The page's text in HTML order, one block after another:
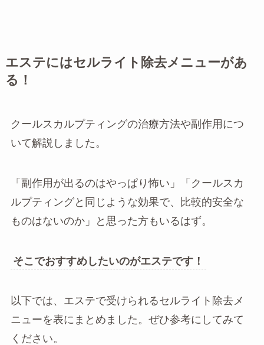
エステにはセルライト除去メニューがあ
る！
クールスカルプティングの治療方法や副作用につ
いて解説しました。
「副作用が出るのはやっぱり怖い」「クールスカ
ルプティングと同じような効果で、比較的安全な
ものはないのか」と思った方もいるはず。
そこでおすすめしたいのがエステです！
以下では、エステで受けられるセルライト除去メ
ニューを表にまとめました。ぜひ参考にしてみて
ください。